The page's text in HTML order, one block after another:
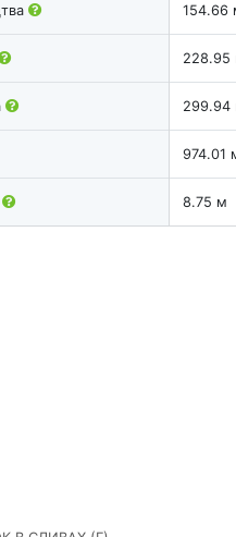
154.66
228.95
299.94
974.01
8.75 м